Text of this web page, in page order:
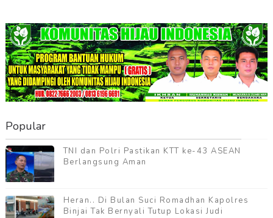
Popular
TNI dan Polri Pastikan KTT ke-43 ASEAN
Berlangsung Aman
Heran.. Di Bulan Suci Romadhan Kapolres
Binjai Tak Bernyali Tutup Lokasi Judi